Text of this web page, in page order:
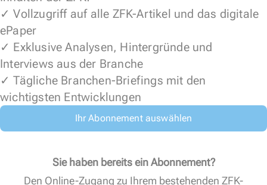
✓ Vollzugriff auf alle ZFK-Artikel und das digitale
ePaper
✓ Exklusive Analysen, Hintergründe und
Interviews aus der Branche
✓ Tägliche Branchen-Briefings mit den
wichtigsten Entwicklungen
Ihr Abonnement auswählen
Sie haben bereits ein Abonnement?
Den Online-Zugang zu Ihrem bestehenden ZFK-